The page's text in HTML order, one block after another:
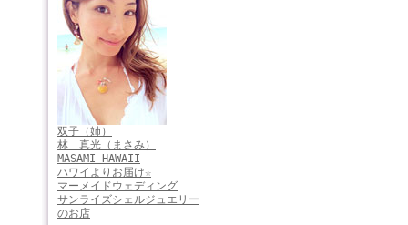
双子（姉）
林 真光（まさみ）
MASAMI HAWAII
ハワイよりお届け☆
マーメイドウェディング
サンライズシェルジュエリー
のお店